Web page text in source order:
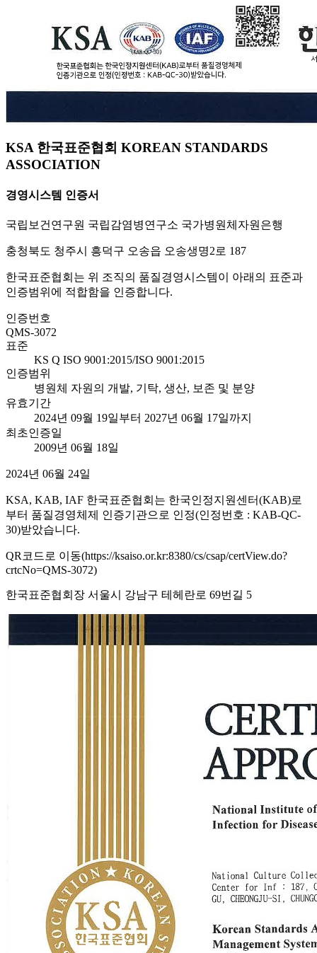
KSA 한국표준협회 KOREAN STANDARDS
ASSOCIATION
경영시스템 인증서
국립보건연구원 국립감염병연구소 국가병원체자원은행
충청북도 청주시 흥덕구 오송읍 오송생명2로 187
한국표준협회는 위 조직의 품질경영시스템이 아래의 표준과
인증범위에 적합함을 인증합니다.
인증번호
QMS-3072
표준
KS Q ISO 9001:2015/ISO 9001:2015
인증범위
병원체 자원의 개발, 기탁, 생산, 보존 및 분양
유효기간
2024년 09월 19일부터 2027년 06월 17일까지
최초인증일
2009년 06월 18일
2024년 06월 24일
KSA, KAB, IAF 한국표준협회는 한국인정지원센터(KAB)로
부터 품질경영체제 인증기관으로 인정(인정번호 : KAB-QC-
30)받았습니다.
QR코드로 이동(https://ksaiso.or.kr:8380/cs/csap/certView.do?
crtcNo=QMS-3072)
한국표준협회장 서울시 강남구 테헤란로 69번길 5